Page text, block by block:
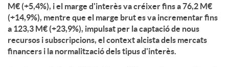
M€ (+5,4%), i el marge d'interès va créixer fins a 76,2 M€
(+14,9%), mentre que el marge brut es va incrementar fins
a 123,3 M€ (+23,9%), impulsat per la captació de nous
recursos i subscripcions, el context alcista dels mercats
financers i la normalització dels tipus d'interès.